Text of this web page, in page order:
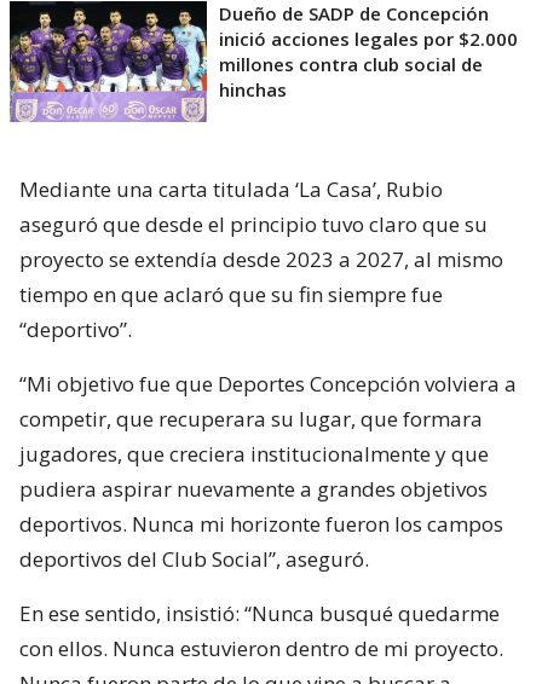
Dueño de SADP de Concepción
inició acciones legales por $2.000
millones contra club social de
hinchas
Mediante una carta titulada ‘La Casa’, Rubio
aseguró que desde el principio tuvo claro que su
proyecto se extendía desde 2023 a 2027, al mismo
tiempo en que aclaró que su fin siempre fue
“deportivo”.
“Mi objetivo fue que Deportes Concepción volviera a
competir, que recuperara su lugar, que formara
jugadores, que creciera institucionalmente y que
pudiera aspirar nuevamente a grandes objetivos
deportivos. Nunca mi horizonte fueron los campos
deportivos del Club Social”, aseguró.
En ese sentido, insistió: “Nunca busqué quedarme
con ellos. Nunca estuvieron dentro de mi proyecto.